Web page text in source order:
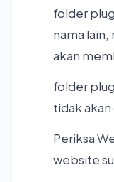
folder
nama
akan
folder
tidak
Periksa
website